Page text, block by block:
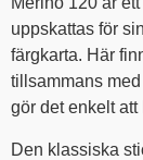
uppskattas för
färgkarta. Här
tillsammans
gör det enkelt att
Den klassiska